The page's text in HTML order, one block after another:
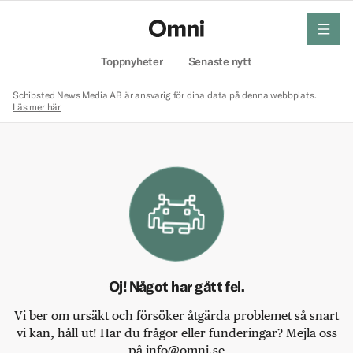
Toppnyheter Senaste nytt
meny
Schibsted News Media AB är ansvarig för dina data på denna webbplats.
Läs mer här
Oj! Något har gått fel.
Vi ber om ursäkt och försöker åtgärda problemet så snart
vi kan, håll ut! Har du frågor eller funderingar? Mejla oss